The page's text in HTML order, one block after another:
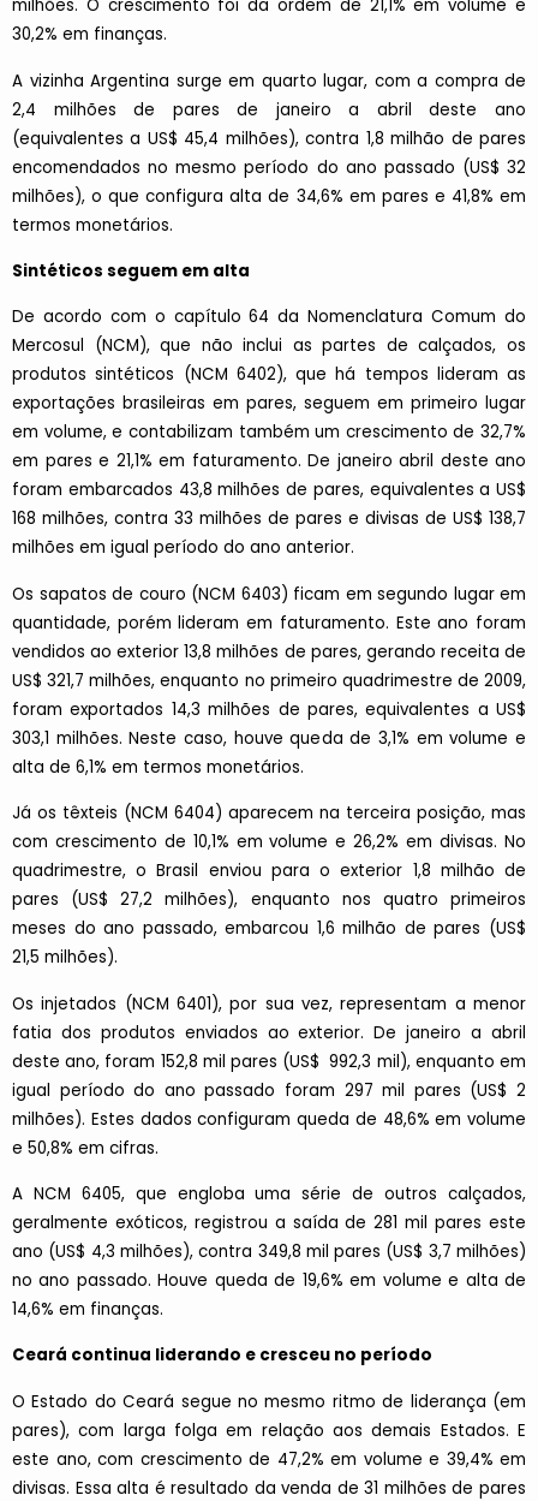
milhões. O crescimento foi da ordem de 21,1% em volume e
30,2% em finanças.
A vizinha Argentina surge em quarto lugar, com a compra de
2,4 milhões de pares de janeiro a abril deste ano
(equivalentes a US$ 45,4 milhões), contra 1,8 milhão de pares
encomendados no mesmo período do ano passado (US$ 32
milhões), o que configura alta de 34,6% em pares e 41,8% em
termos monetários.
Sintéticos seguem em alta
De acordo com o capítulo 64 da Nomenclatura Comum do
Mercosul (NCM), que não inclui as partes de calçados, os
produtos sintéticos (NCM 6402), que há tempos lideram as
exportações brasileiras em pares, seguem em primeiro lugar
em volume, e contabilizam também um crescimento de 32,7%
em pares e 21,1% em faturamento. De janeiro abril deste ano
foram embarcados 43,8 milhões de pares, equivalentes a US$
168 milhões, contra 33 milhões de pares e divisas de US$ 138,7
milhões em igual período do ano anterior.
Os sapatos de couro (NCM 6403) ficam em segundo lugar em
quantidade, porém lideram em faturamento. Este ano foram
vendidos ao exterior 13,8 milhões de pares, gerando receita de
US$ 321,7 milhões, enquanto no primeiro quadrimestre de 2009,
foram exportados 14,3 milhões de pares, equivalentes a US$
303,1 milhões. Neste caso, houve queda de 3,1% em volume e
alta de 6,1% em termos monetários.
Já os têxteis (NCM 6404) aparecem na terceira posição, mas
com crescimento de 10,1% em volume e 26,2% em divisas. No
quadrimestre, o Brasil enviou para o exterior 1,8 milhão de
pares (US$ 27,2 milhões), enquanto nos quatro primeiros
meses do ano passado, embarcou 1,6 milhão de pares (US$
21,5 milhões).
Os injetados (NCM 6401), por sua vez, representam a menor
fatia dos produtos enviados ao exterior. De janeiro a abril
deste ano, foram 152,8 mil pares (US$ 992,3 mil), enquanto em
igual período do ano passado foram 297 mil pares (US$ 2
milhões). Estes dados configuram queda de 48,6% em volume
e 50,8% em cifras.
A NCM 6405, que engloba uma série de outros calçados,
geralmente exóticos, registrou a saída de 281 mil pares este
ano (US$ 4,3 milhões), contra 349,8 mil pares (US$ 3,7 milhões)
no ano passado. Houve queda de 19,6% em volume e alta de
14,6% em finanças.
Ceará continua liderando e cresceu no período
O Estado do Ceará segue no mesmo ritmo de liderança (em
pares), com larga folga em relação aos demais Estados. E
este ano, com crescimento de 47,2% em volume e 39,4% em
divisas. Essa alta é resultado da venda de 31 milhões de pares